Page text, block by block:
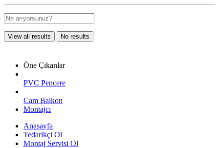
View all results No results
Öne Çıkanlar
PVC Pencere
Cam Balkon
Montajcı
Anasayfa
Tedarikçi Ol
Montaj Servisi Ol